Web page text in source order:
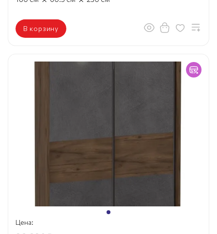
В корзину
Цена: